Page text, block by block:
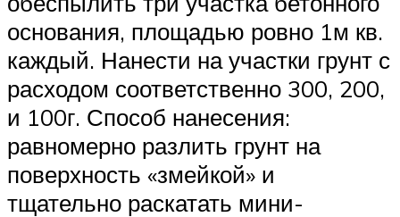
основания, площадью ровно 1м кв.
каждый. Нанести на участки грунт с
расходом соответственно 300, 200,
и 100г. Способ нанесения:
равномерно разлить грунт на
поверхность «змейкой» и
тщательно раскатать мини-